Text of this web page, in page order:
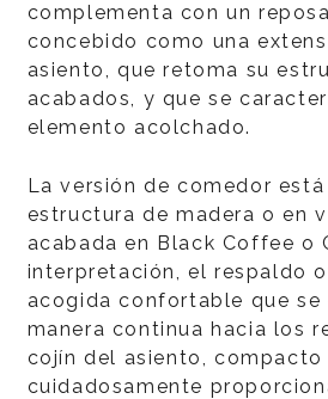
complementa con un
concebido como una
asiento, que retoma su
acabados, y que se
elemento acolchado.
La versión de comedor
estructura de madera o en
acabada en Black Coffee o
interpretación, el respaldo
acogida confortable que se
manera continua hacia los
cojín del asiento, compacto
cuidadosamente